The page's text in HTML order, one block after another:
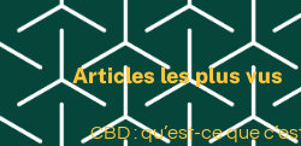
Articles les plus vus
CBD : qu’est-ce que